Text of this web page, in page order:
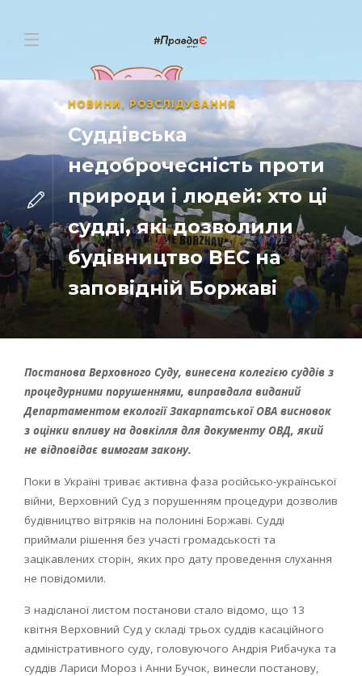
НОВИНИ , РОЗСЛІДУВАННЯ
Суддівська
недоброчесність проти
природи і людей: хто ці
судді, які дозволили
будівництво ВЕС на
заповідній Боржаві
Постанова Верховного Суду, винесена колегією суддів з
процедурними порушеннями, виправдала виданий
Департаментом екології Закарпатської ОВА висновок
з оцінки впливу на довкілля для документу ОВД, який
не відповідає вимогам закону.
Поки в Україні триває активна фаза російсько-української
війни, Верховний Суд з порушенням процедури дозволив
будівництво вітряків на полонині Боржаві. Судді
приймали рішення без участі громадськості та
зацікавлених сторін, яких про дату проведення слухання
не повідомили.
З надісланої листом постанови стало відомо, що 13
квітня Верховний Суд у складі трьох суддів касаційного
адміністративного суду, головуючого Андрія Рибачука та
суддів Лариси Мороз і Анни Бучок, винесли постанову,